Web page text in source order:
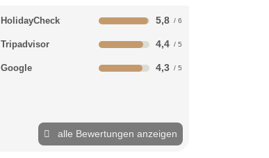
HolidayCheck 5,8
Tripadvisor 4,4
Google 4,3
alle Bewertungen anzeigen